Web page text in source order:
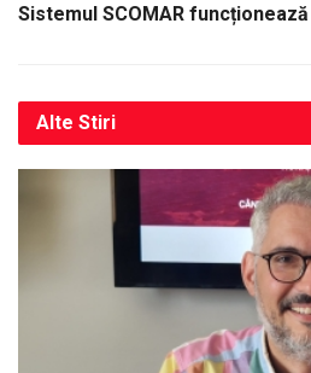
Sistemul SCOMAR
Alte Stiri